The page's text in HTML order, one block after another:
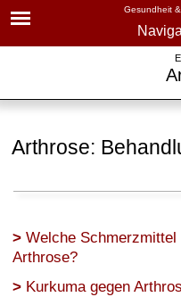
Gesundheit
Arthrose:
Welche
Arthrose?
Kurkuma gegen
► News
► Krankheiten
► Diagnostik &
► Therapieverfahren
► Medikamente
▾
Basiswissen
Arthrose-
Schmerzmittel